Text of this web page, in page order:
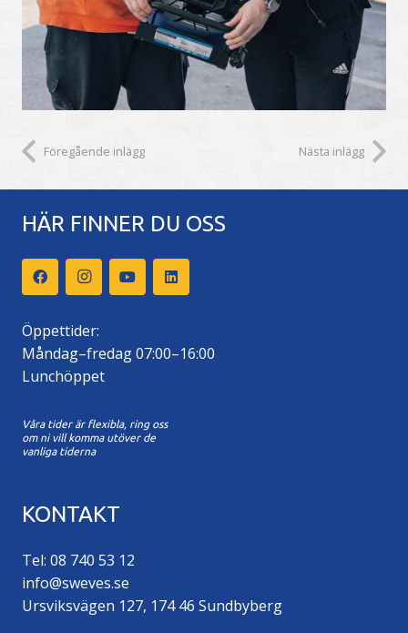
Föregående inlägg Nästa inlägg
HÄR FINNER DU OSS
Öppettider:
Måndag–fredag 07:00–16:00
Lunchöppet
Våra tider är flexibla, ring oss
om ni vill komma utöver de
vanliga tiderna
KONTAKT
Tel: 08 740 53 12
info@sweves.se
Ursviksvägen 127, 174 46 Sundbyberg